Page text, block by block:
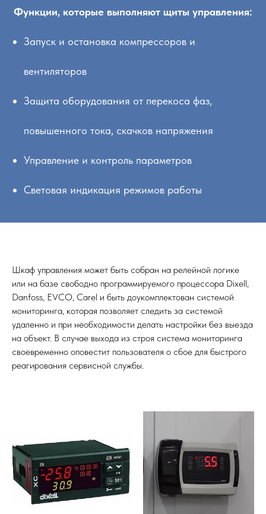
Функции, которые выполняют щиты управления:
Запуск и остановка компрессоров и
вентиляторов
Защита оборудования от перекоса фаз,
повышенного тока, скачков напряжения
Управление и контроль параметров
Световая индикация режимов работы
Шкаф управления может быть собран на релейной логике
или на базе свободно программируемого процессора Dixell,
Danfoss, EVCO, Carel и быть доукомплектован системой
мониторинга, которая позволяет следить за системой
удаленно и при необходимости делать настройки без выезда
на объект. В случае выхода из строя система мониторинга
своевременно оповестит пользователя о сбое для быстрого
реагирования сервисной службы.